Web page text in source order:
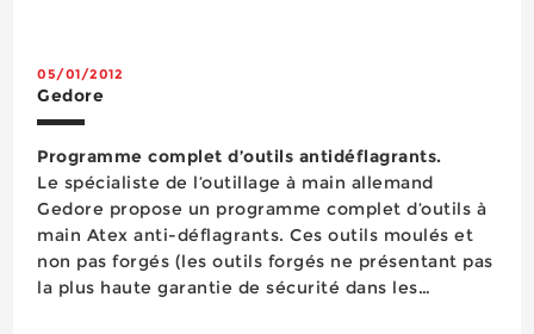
05/01/2012
Gedore
Programme complet d’outils antidéflagrants.
Le spécialiste de l’outillage à main allemand
Gedore propose un programme complet d’outils à
main Atex anti-déflagrants. Ces outils moulés et
non pas forgés (les outils forgés ne présentant pas
la plus haute garantie de sécurité dans les